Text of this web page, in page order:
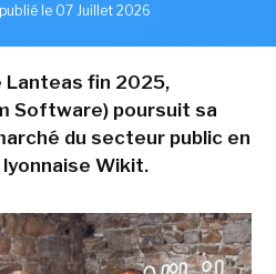
publié le 07 Juillet 2026
Lanteas fin 2025,
Software) poursuit sa
du secteur public en
Wikit.